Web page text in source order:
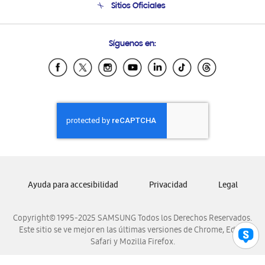
Soporte vía eMail
Sitios Oficiales
Samsung Ecuador
Samsung El Salvador
Samsung Honduras
Samsung Nicaragua
Samsung Panamá
Samsung Venezuela
Síguenos en:
Copyright© 1995-2025 SAMSUNG Todos los Derechos Reservados.
Este sitio se ve mejor en las últimas versiones de Chrome, Edge,
Safari y Mozilla Firefox.
Ayuda para accesibilidad Privacidad Legal